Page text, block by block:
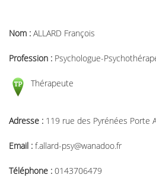
Nom : ALLARD François
Profession : Psychologue-
Thérapeute
Adresse : 119 rue des Pyrénées Porte
Email : f.allard-psy@wanadoo.fr
Téléphone : 0143706479